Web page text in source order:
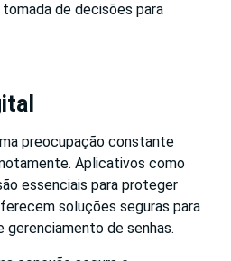
de decisões para
preocupação constante
Aplicativos como
essenciais para proteger
soluções seguras para
de senhas.